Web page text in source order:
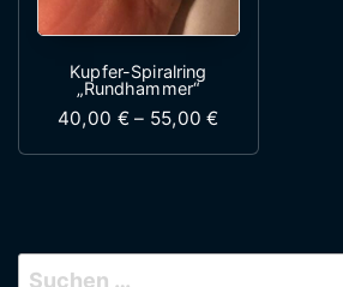
Kupfer-Spiralring
„Rundhammer“
40,00 € – 55,00€
Dieses Produkt
Suchen nach: